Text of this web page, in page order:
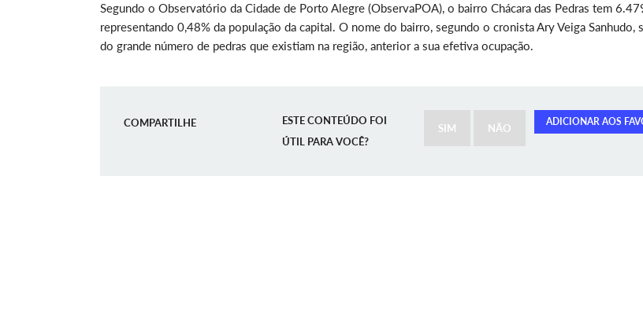
Segundo o Observatório da Cidade de Porto Alegre (ObservaPOA), o bairro Chácara das Pedras tem
representando 0,48% da população da capital. O nome do bairro, segundo o cronista Ary Veiga Sanhudo,
do grande número de pedras que existiam na região, anterior a sua efetiva ocupação.
COMPARTILHE ADICIONAR AOS
ESTE CONTEÚDO FOI
ÚTIL PARA VOCÊ?
SIM NÃO